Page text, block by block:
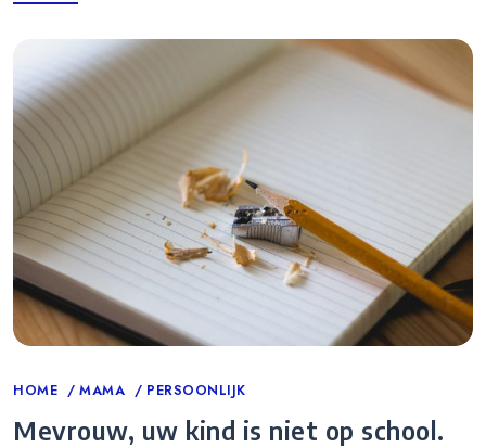
Categories
HOME MAMA PERSOONLIJK
Mevrouw, uw kind is niet op school.